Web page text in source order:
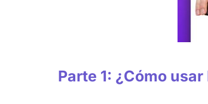
Parte 1: ¿Cómo